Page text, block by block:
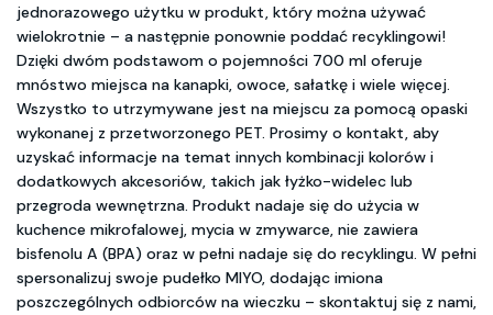
jednorazowego użytku w produkt, który można używać
wielokrotnie – a następnie ponownie poddać recyklingowi!
Dzięki dwóm podstawom o pojemności 700 ml oferuje
mnóstwo miejsca na kanapki, owoce, sałatkę i wiele więcej.
Wszystko to utrzymywane jest na miejscu za pomocą opaski
wykonanej z przetworzonego PET. Prosimy o kontakt, aby
uzyskać informacje na temat innych kombinacji kolorów i
dodatkowych akcesoriów, takich jak łyżko-widelec lub
przegroda wewnętrzna. Produkt nadaje się do użycia w
kuchence mikrofalowej, mycia w zmywarce, nie zawiera
bisfenolu A (BPA) oraz w pełni nadaje się do recyklingu. W pełni
spersonalizuj swoje pudełko MIYO, dodając imiona
poszczególnych odbiorców na wieczku – skontaktuj się z nami,